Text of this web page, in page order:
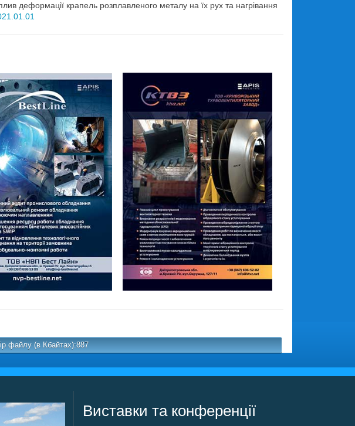
деформації крапель розплавленого металу на їх рух та нагрівання
файлу (в Кбайтах):887
Виставки та конференції